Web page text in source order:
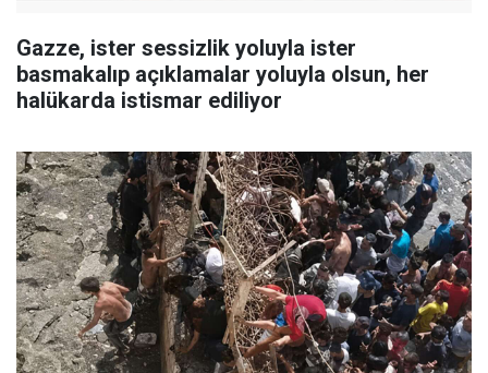
Gazze, ister sessizlik yoluyla ister
basmakalıp açıklamalar yoluyla olsun, her
halükarda istismar ediliyor